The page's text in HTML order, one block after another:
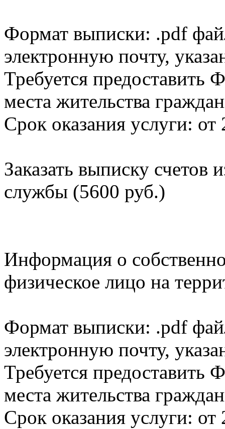
Формат выписки: .pdf
электронную почту,
Требуется
места жительства
Срок оказания услуги: от
Заказать выписку счетов
службы (5600 руб.)
Информация о
физическое лицо на
Формат выписки: .pdf
электронную почту,
Требуется
места жительства
Срок оказания услуги: от